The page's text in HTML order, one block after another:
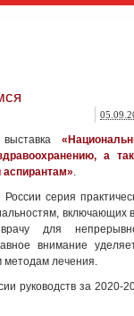
выставка
а
аспирантам».
серия
включающих
для
внимание
методам лечения.
руководств за 2020-